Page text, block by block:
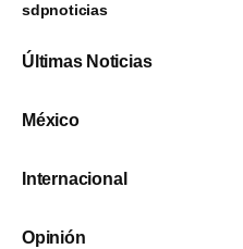
sdpnoticias
Últimas Noticias
México
Internacional
Opinión